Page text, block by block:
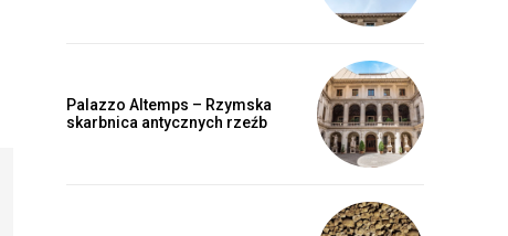
Palazzo Altemps – Rzymska
skarbnica antycznych rzeźb